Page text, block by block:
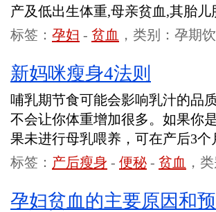
产及低出生体重,母亲贫血,其胎
标签： 孕妇 - 贫血 ，类别：孕期
新妈咪瘦身4法则
哺乳期节食可能会影响乳汁的品
不会让你体重增加很多。如果你
果未进行母乳喂养，可在产后3
标签： 产后瘦身 - 便秘 - 贫血 ，
孕妇贫血的主要原因和